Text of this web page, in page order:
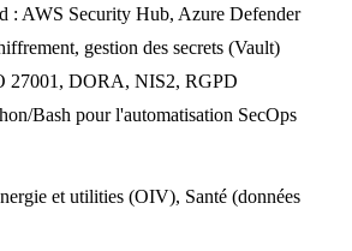
: AWS Security Hub, Azure Defender
gestion des secrets (Vault)
27001, DORA, NIS2, RGPD
Bash pour l'automatisation SecOps
et utilities (OIV), Santé (données